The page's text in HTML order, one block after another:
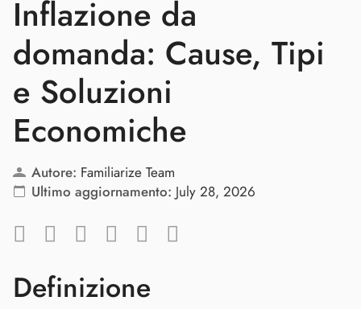
Inflazione da
domanda: Cause, Tipi
e Soluzioni
Economiche
Autore: Familiarize Team
Ultimo aggiornamento: July 28, 2026
Definizione